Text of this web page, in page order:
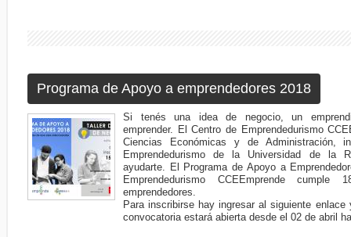
Programa de Apoyo a emprendedores 2018
Si tenés una idea de negocio, un
emprender. El Centro de Emprendedurismo
Ciencias Económicas y de Administración,
Emprendedurismo de la Universidad de la
ayudarte. El Programa de Apoyo a
Emprendedurismo CCEEmprende
emprendedores.
Para inscribirse hay ingresar al siguiente
convocatoria estará abierta desde el 02 de abril